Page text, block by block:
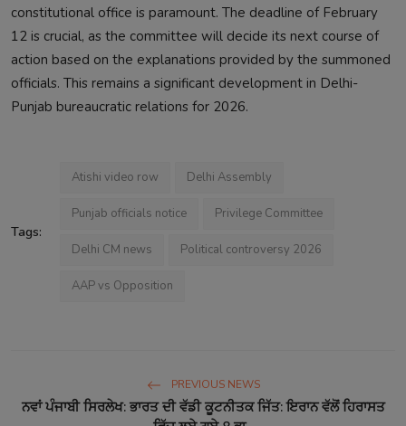
constitutional office is paramount. The deadline of February
12 is crucial, as the committee will decide its next course of
action based on the explanations provided by the summoned
officials. This remains a significant development in Delhi-
Punjab bureaucratic relations for 2026.
Tags:
Atishi video row Delhi Assembly
Punjab officials notice Privilege Committee
Delhi CM news Political controversy 2026
AAP vs Opposition
PREVIOUS NEWS
ਨਵਾਂ ਪੰਜਾਬੀ ਸਿਰਲੇਖ: ਭਾਰਤ ਦੀ ਵੱਡੀ ਕੂਟਨੀਤਕ ਜਿੱਤ: ਇਰਾਨ ਵੱਲੋਂ ਹਿਰਾਸਤ